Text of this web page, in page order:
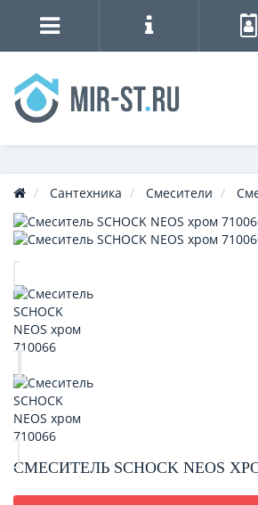
Сантехника Смесители
СМЕСИТЕЛЬ SCHOCK NEOS